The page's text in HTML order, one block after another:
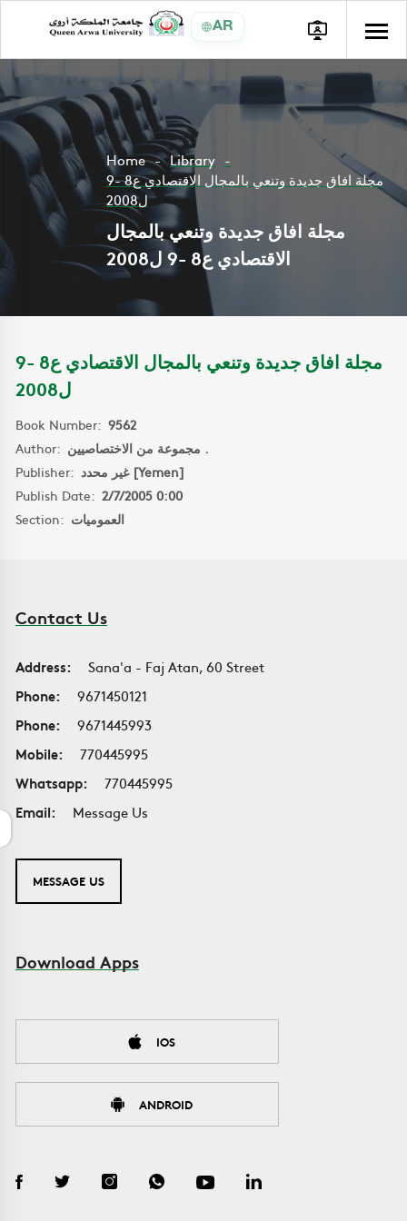
AR
Home
Library
مجلة افاق جديدة وتنعي بالمجال الاقتصادي ع8 -9
ل2008
مجلة افاق جديدة وتنعي بالمجال
الاقتصادي ع8 -9 ل2008
مجلة افاق جديدة وتنعي بالمجال الاقتصادي ع8 -9
ل2008
Book Number: 9562
Author:
مجموعة من الاختصاصيين .
Publisher:
غير محدد [Yemen]
Publish Date: 2/7/2005 0:00
Section: العموميات
Contact Us
Address:
Sana'a - Faj Atan, 60 Street
Phone:
9671450121
Phone:
9671445993
Mobile:
770445995
Whatsapp:
770445995
Email:
Message Us
MESSAGE US
Download Apps
IOS
ANDROID